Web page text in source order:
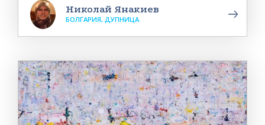
Николай Янакиев
БОЛГАРИЯ, ДУПНИЦА